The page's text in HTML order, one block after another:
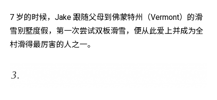
7 岁的时候，Jake 跟随父母到佛蒙特州（Vermont）的滑
雪别墅度假，第一次尝试双板滑雪，便从此爱上并成为全
村滑得最厉害的人之一。